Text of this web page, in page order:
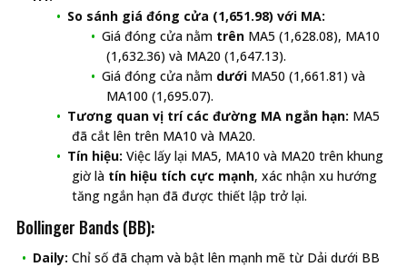
So sánh giá đóng cửa (1,651.98) với MA:
Giá đóng cửa nằm trên MA5 (1,628.08), MA10
(1,632.36) và MA20 (1,647.13).
Giá đóng cửa nằm dưới MA50 (1,661.81) và
MA100 (1,695.07).
Tương quan vị trí các đường MA ngắn hạn: MA5
đã cắt lên trên MA10 và MA20.
Tín hiệu: Việc lấy lại MA5, MA10 và MA20 trên khung
giờ là tín hiệu tích cực mạnh, xác nhận xu hướng
tăng ngắn hạn đã được thiết lập trở lại.
Bollinger Bands (BB):
Daily: Chỉ số đã chạm và bật lên mạnh mẽ từ Dải dưới BB